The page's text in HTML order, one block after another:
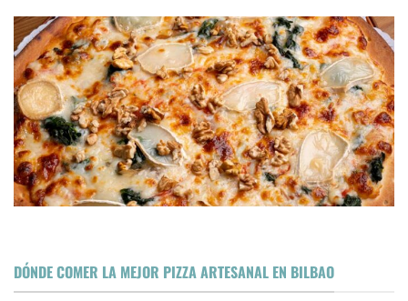
DÓNDE COMER LA MEJOR PIZZA ARTESANAL EN BILBAO